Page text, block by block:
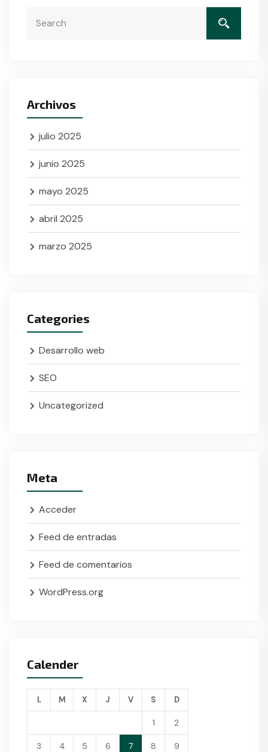
Archivos
julio 2025
junio 2025
mayo 2025
abril 2025
marzo 2025
Categories
Desarrollo web
SEO
Uncategorized
Meta
Acceder
Feed de entradas
Feed de comentarios
WordPress.org
Calender
L M X J V S D
1 2
3 4 5 6 7 8 9